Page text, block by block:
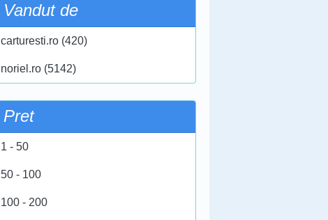
Vandut de
carturesti.ro (420)
noriel.ro (5142)
Pret
1 - 50
50 - 100
100 - 200